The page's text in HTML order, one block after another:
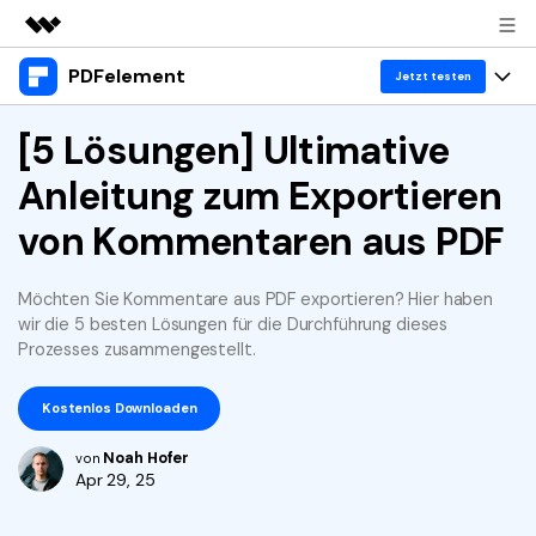
Top-Produkte
Dienstprogramme
Business
Überblick
Über uns
Presseraum
Shop
PDFelement Jetzt testen
Produkte
Desktop
PDFelement für Windows
Mobile App
PDFelement für iPhone/iPad
PDFelement für Android
Cloud
Lösungen
Benutzer im Bildungswesen
PDF lesen
PDF kommentieren
PDF erstellen
PDF drucken
Ressourcen
Heiße Themen
Top PDF-Software
How-Tos
Mac-Software
OCR PDF Tipps
Business
KMU von 1-10p
10p+ Unternehmen
Jetzt kaufen
[5 Lösungen] Ultimative
Anleitung zum Exportieren
von Kommentaren aus PDF
Möchten Sie Kommentare aus PDF exportieren? Hier haben
wir die 5 besten Lösungen für die Durchführung dieses
Prozesses zusammengestellt.
Kostenlos Downloaden
von Noah Hofer
Apr 29, 25